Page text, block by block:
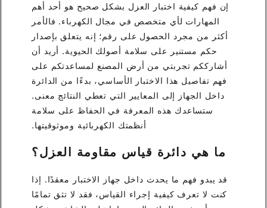
إن فهم كيفية اختبار العزل بشكل صحيح هو أحد أهم
المهارات لأي متخصص في مجال الكهرباء. فالأمر
أكثر من مجرد الحصول على رقم؛ إنه يتعلق بإصدار
حكم مستنير على سلامة أصولك الحيوية. أريد أن
أشارككم تجربتي من أرض المصنع لمساعدتكم على
فهم تفاصيل هذا الاختبار الأساسي، بدءًا من الدائرة
داخل الجهاز إلى المعايير التي تعطي النتائج معنى.
ستساعدك هذه المعرفة في الحفاظ على سلامة
أنظمتك الكهربائية وموثوقيتها.
ما هي دائرة قياس مقاومة العزل؟
قد يبدو فهم ما يحدث داخل جهاز الاختبار معقدًا. إذا
كنت لا تعرف كيفية إجراء القياس، فقد لا تثق تمامًا